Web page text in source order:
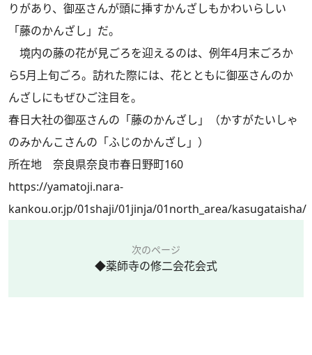
りがあり、御巫さんが頭に挿すかんざしもかわいらしい
「藤のかんざし」だ。
境内の藤の花が見ごろを迎えるのは、例年4月末ごろか
ら5月上旬ごろ。訪れた際には、花とともに御巫さんのか
んざしにもぜひご注目を。
春日大社の御巫さんの「藤のかんざし」（かすがたいしゃ
のみかんこさんの「ふじのかんざし」）
所在地 奈良県奈良市春日野町160
https://yamatoji.nara-
kankou.or.jp/01shaji/01jinja/01north_area/kasugataisha/
次のページ
◆薬師寺の修二会花会式